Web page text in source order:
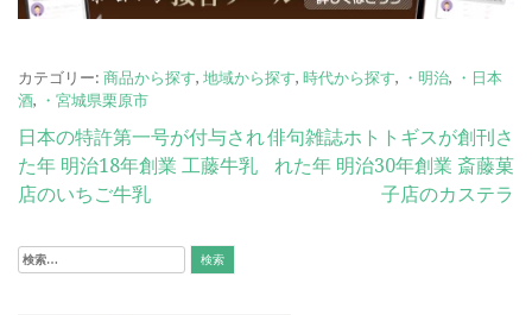
カテゴリー: 商品から探す, 地域から探す, 時代から探す, ・明治, ・日本
酒, ・宮城県栗原市
投
稿
ビ
日本の特許第一号が付与され
た年 明治18年創業 工藤牛乳
店のいちご牛乳
俳句雑誌ホトトギスが創刊さ
れた年 明治30年創業 斎藤菓
子店のカステラ
検